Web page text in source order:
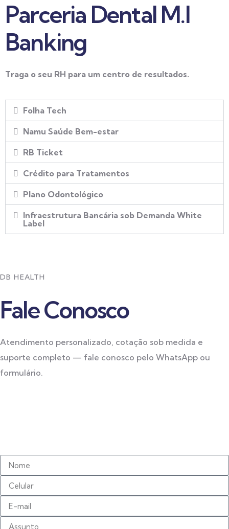
Parceria Dental M.I
Banking
Traga o seu RH para um centro de resultados.
Folha Tech
Namu Saúde Bem-estar
RB Ticket
Crédito para Tratamentos
Plano Odontológico
Infraestrutura Bancária sob Demanda White
Label
DB HEALTH
Fale Conosco
Atendimento personalizado, cotação sob medida e
suporte completo — fale conosco pelo WhatsApp ou
formulário.